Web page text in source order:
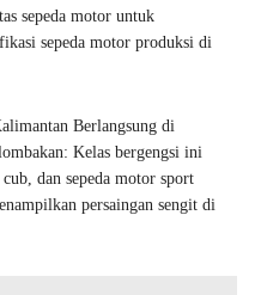
sepeda motor untuk
sepeda motor produksi di
Berlangsung di
Kelas bergengsi ini
dan sepeda motor sport
persaingan sengit di